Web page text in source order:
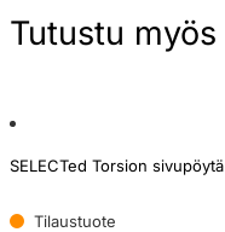
Tutustu myös
SELECTed Torsion sivupöytä
Tilaustuote